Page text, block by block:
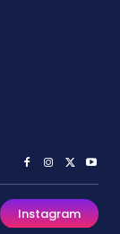
Instagram